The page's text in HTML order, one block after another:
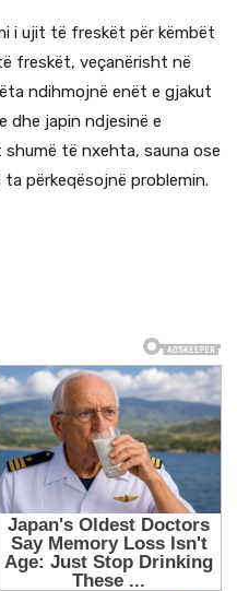
i ujit të freskët për këmbët
freskët, veçanërisht në
ndihmojnë enët e gjakut
dhe japin ndjesinë e
të nxehta, sauna ose
përkeqësojnë problemin.